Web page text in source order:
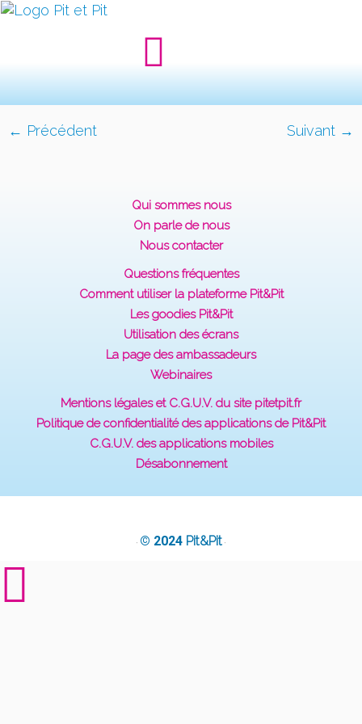
← Précédent Suivant →
Qui sommes nous
On parle de nous
Nous contacter
Questions fréquentes
Comment utiliser la plateforme Pit&Pit
Les goodies Pit&Pit
Utilisation des écrans
La page des ambassadeurs
Webinaires
Mentions légales et C.G.U.V. du site pitetpit.fr
Politique de confidentialité des applications de Pit&Pit
C.G.U.V. des applications mobiles
Désabonnement
· © 2024 Pit&Pit ·